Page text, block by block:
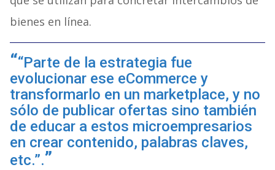
bienes en línea.
“Parte de la estrategia fue
evolucionar ese eCommerce y
transformarlo en un marketplace, y no
sólo de publicar ofertas sino también
de educar a estos microempresarios
en crear contenido, palabras claves,
etc.”.